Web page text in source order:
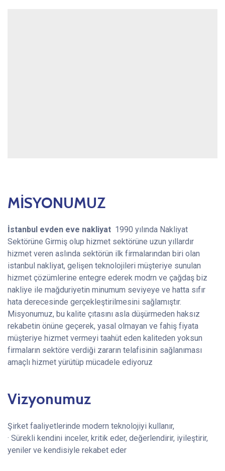
MİSYONUMUZ
İstanbul evden eve nakliyat 1990 yılında Nakliyat
Sektörüne Girmiş olup hizmet sektörüne uzun yıllardır
hizmet veren aslında sektörün ilk firmalarından biri olan
istanbul nakliyat, gelişen teknolojileri müşteriye sunulan
hizmet çözümlerine entegre ederek modrn ve çağdaş biz
nakliye ile mağduriyetin minumum seviyeye ve hatta sıfır
hata derecesinde gerçekleştirilmesini sağlamıştır.
Misyonumuz, bu kalite çıtasını asla düşürmeden haksız
rekabetin önüne geçerek, yasal olmayan ve fahiş fiyata
müşteriye hizmet vermeyi taahüt eden kaliteden yoksun
firmaların sektöre verdiği zararın telafisinin sağlanıması
amaçlı hizmet yürütüp mücadele ediyoruz
Vizyonumuz
Şirket faaliyetlerinde modern teknolojiyi kullanır,
· Sürekli kendini inceler, kritik eder, değerlendirir, iyileştirir,
yeniler ve kendisiyle rekabet eder